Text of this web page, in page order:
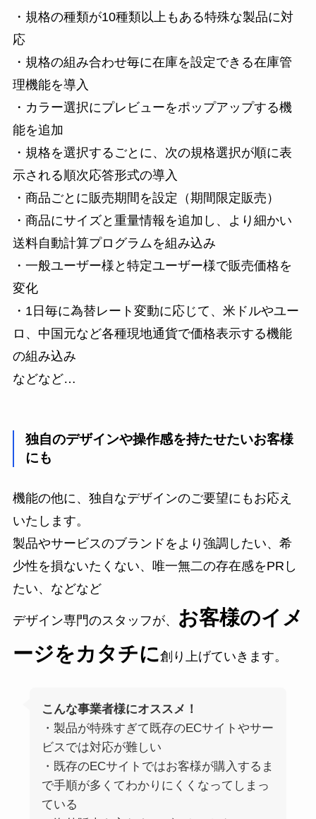
・規格の種類が10種類以上もある特殊な製品に対
応
・規格の組み合わせ毎に在庫を設定できる在庫管
理機能を導入
・カラー選択にプレビューをポップアップする機
能を追加
・規格を選択するごとに、次の規格選択が順に表
示される順次応答形式の導入
・商品ごとに販売期間を設定（期間限定販売）
・商品にサイズと重量情報を追加し、より細かい
送料自動計算プログラムを組み込み
・一般ユーザー様と特定ユーザー様で販売価格を
変化
・1日毎に為替レート変動に応じて、米ドルやユー
ロ、中国元など各種現地通貨で価格表示する機能
の組み込み
などなど…
独自のデザインや操作感を持たせたいお客様
にも
機能の他に、独自なデザインのご要望にもお応え
いたします。
製品やサービスのブランドをより強調したい、希
少性を損ないたくない、唯一無二の存在感をPRし
たい、などなど
デザイン専門のスタッフが、
お客様のイメ
ージをカタチに創り上げていきます。
こんな事業者様にオススメ！
・製品が特殊すぎて既存のECサイトやサー
ビスでは対応が難しい
・既存のECサイトではお客様が購入するま
で手順が多くてわかりにくくなってしまっ
ている